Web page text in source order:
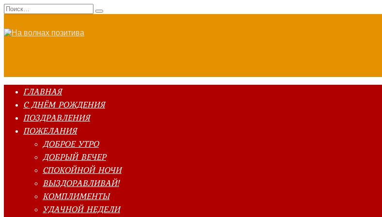
Перейти
к
Search
for:
ГЛАВНАЯ
С ДНЁМ РОЖДЕНИЯ
ПОЗДРАВЛЕНИЯ
ПОЖЕЛАНИЯ
ДОБРОЕ УТРО
ДОБРЫЙ ВЕЧЕР
СПОКОЙНОЙ НОЧИ
ВЫЗДОРАВЛИВАЙ!
КОМПЛИМЕНТЫ
УДАЧНОЙ НЕДЕЛИ